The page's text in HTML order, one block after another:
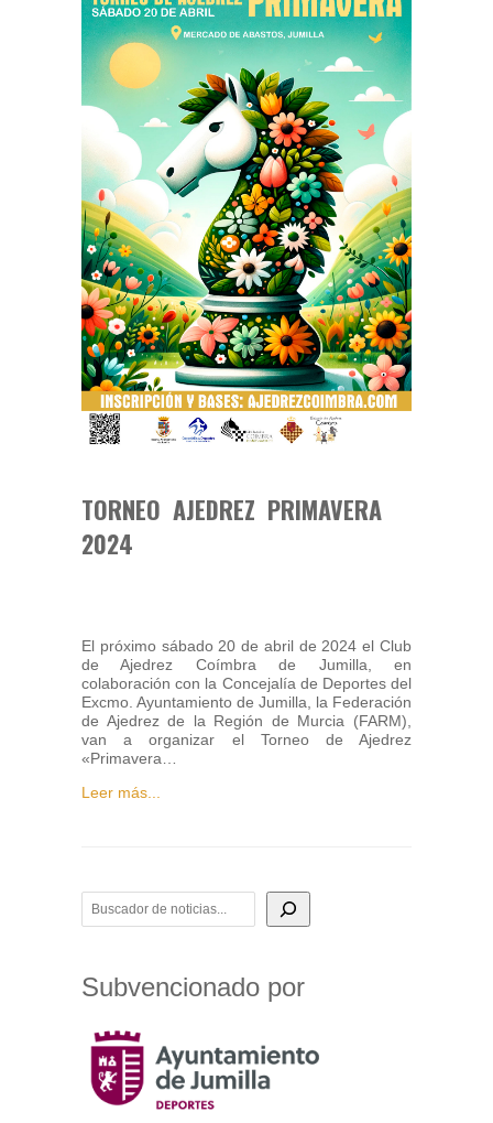
TORNEO AJEDREZ PRIMAVERA
2024
El próximo sábado 20 de abril de 2024 el Club
de Ajedrez Coímbra de Jumilla, en
colaboración con la Concejalía de Deportes del
Excmo. Ayuntamiento de Jumilla, la Federación
de Ajedrez de la Región de Murcia (FARM),
van a organizar el Torneo de Ajedrez
«Primavera…
Leer más...
BUSCADOR DE NOTICIAS
Subvencionado por